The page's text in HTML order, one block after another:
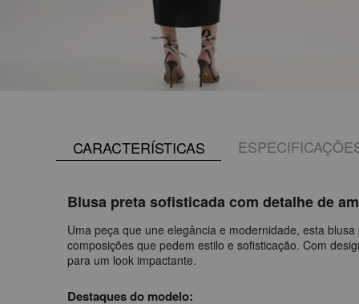
CARACTERÍSTICAS
Blusa preta sofisticada com detalhe de
Uma peça que une elegância e modernidade, esta
composições que pedem estilo e sofisticação. Com
para um look impactante.
Destaques do modelo: